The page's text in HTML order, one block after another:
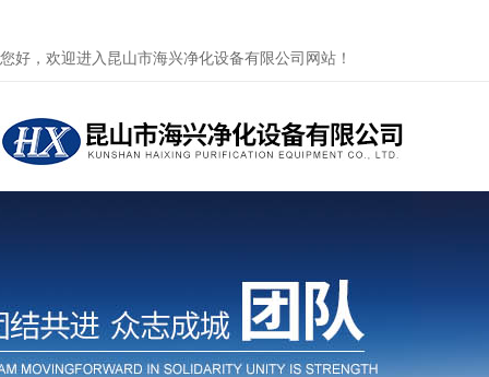
您好，欢迎进入昆山市海兴净化设备有限公司网站！